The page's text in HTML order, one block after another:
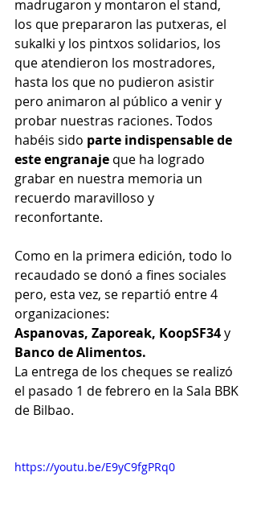
madrugaron y montaron el stand,
los que prepararon las putxeras, el
sukalki y los pintxos solidarios, los
que atendieron los mostradores,
hasta los que no pudieron asistir
pero animaron al público a venir y
probar nuestras raciones. Todos
habéis sido parte indispensable de
este engranaje que ha logrado
grabar en nuestra memoria un
recuerdo maravilloso y
reconfortante.
Como en la primera edición, todo lo
recaudado se donó a fines sociales
pero, esta vez, se repartió entre 4
organizaciones:
Aspanovas, Zaporeak, KoopSF34 y
Banco de Alimentos.
La entrega de los cheques se realizó
el pasado 1 de febrero en la Sala BBK
de Bilbao.
https://youtu.be/E9yC9fgPRq0